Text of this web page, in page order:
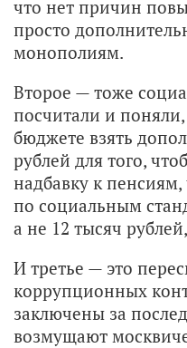
что нет причин
просто
монополиям.
Второе — тоже
посчитали и
бюджете взять
рублей для того,
надбавку к
по социальным
а не 12 тысяч
И третье — это
коррупционных
заключены за
возмущают